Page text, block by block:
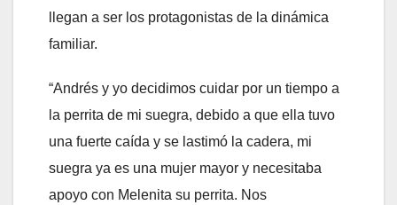
llegan a ser los protagonistas de la dinámica
familiar.
“Andrés y yo decidimos cuidar por un tiempo a
la perrita de mi suegra, debido a que ella tuvo
una fuerte caída y se lastimó la cadera, mi
suegra ya es una mujer mayor y necesitaba
apoyo con Melenita su perrita. Nos